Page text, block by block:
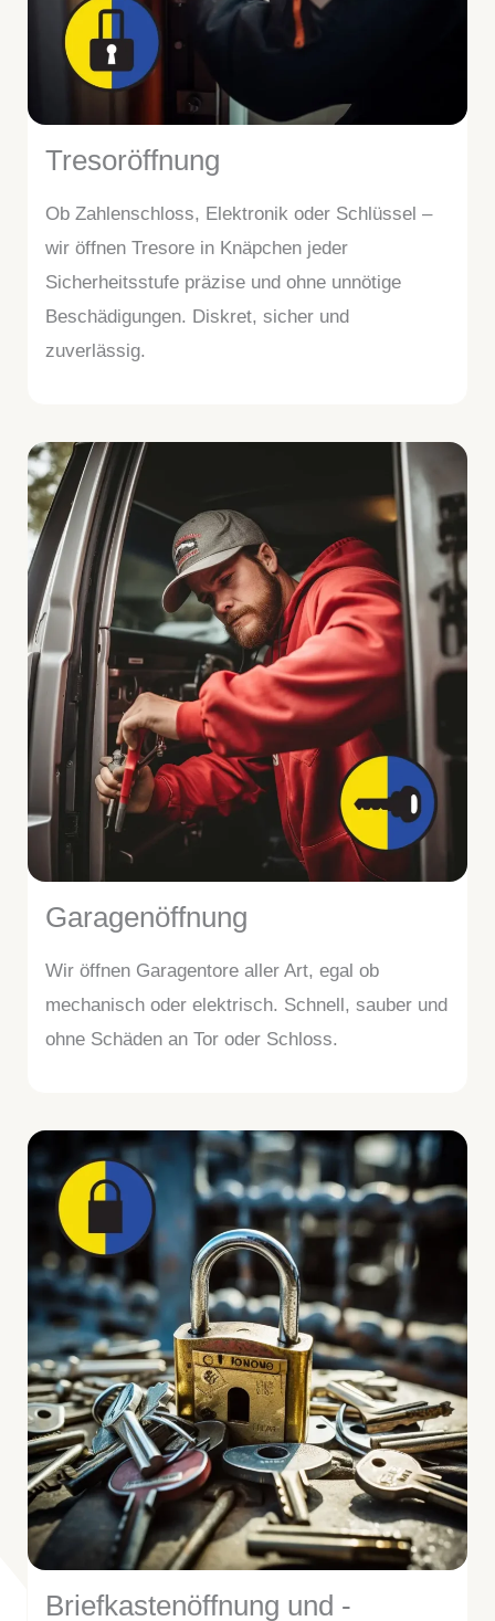
Tresoröffnung
Ob Zahlenschloss, Elektronik oder Schlüssel –
wir öffnen Tresore in Knäpchen jeder
Sicherheitsstufe präzise und ohne unnötige
Beschädigungen. Diskret, sicher und
zuverlässig.
Garagenöffnung
Wir öffnen Garagentore aller Art, egal ob
mechanisch oder elektrisch. Schnell, sauber und
ohne Schäden an Tor oder Schloss.
Briefkastenöffnung und -